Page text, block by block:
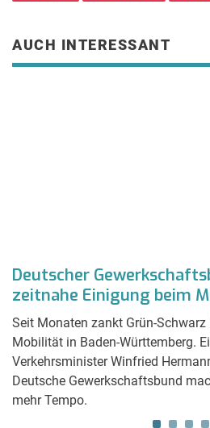
AUCH INTERESSANT
Deutscher
zeitnahe Einigung beim
Seit Monaten zankt Grün-
Mobilität in Baden-Württemberg.
Verkehrsminister Winfried
Deutsche Gewerkschaftsbund
mehr Tempo.